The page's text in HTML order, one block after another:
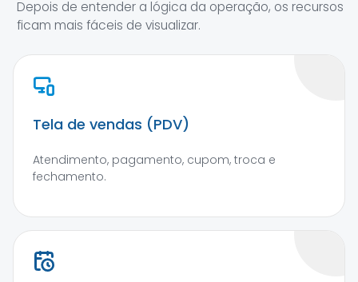
Depois de entender a lógica da operação, os recursos
ficam mais fáceis de visualizar.
Tela de vendas (PDV)
Atendimento, pagamento, cupom, troca e
fechamento.